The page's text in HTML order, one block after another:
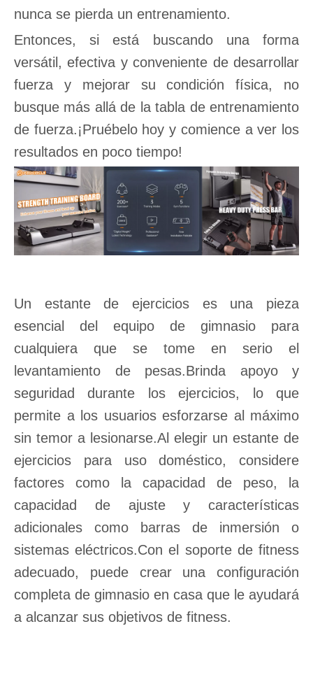
nunca se pierda un entrenamiento.
Entonces, si está buscando una forma
versátil, efectiva y conveniente de desarrollar
fuerza y ​​mejorar su condición física, no
busque más allá de la tabla de entrenamiento
de fuerza.¡Pruébelo hoy y comience a ver los
resultados en poco tiempo!
Un estante de ejercicios es una pieza
esencial del equipo de gimnasio para
cualquiera que se tome en serio el
levantamiento de pesas.Brinda apoyo y
seguridad durante los ejercicios, lo que
permite a los usuarios esforzarse al máximo
sin temor a lesionarse.Al elegir un estante de
ejercicios para uso doméstico, considere
factores como la capacidad de peso, la
capacidad de ajuste y características
adicionales como barras de inmersión o
sistemas eléctricos.Con el soporte de fitness
adecuado, puede crear una configuración
completa de gimnasio en casa que le ayudará
a alcanzar sus objetivos de fitness.